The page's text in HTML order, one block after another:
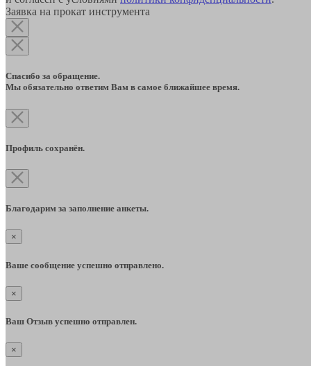
Заявка на прокат инструмента
Спасибо за обращение.
Мы обязательно ответим Вам в самое ближайшее время.
Профиль сохранён.
Благодарим за заполнение анкеты.
×
Ваше сообщение успешно отправлено.
×
Ваш Отзыв успешно отправлен.
×